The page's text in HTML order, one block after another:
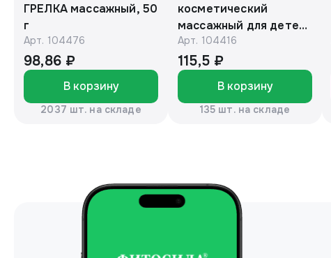
ГРЕЛКА массажный, 50
г
Арт. 104476
98,86 ₽
В корзину
2037 шт. на складе
косметический
массажный для детей
с барсучьим жиром
50г. «Эколон»®
Арт. 104416
115,5 ₽
В корзину
135 шт. на складе